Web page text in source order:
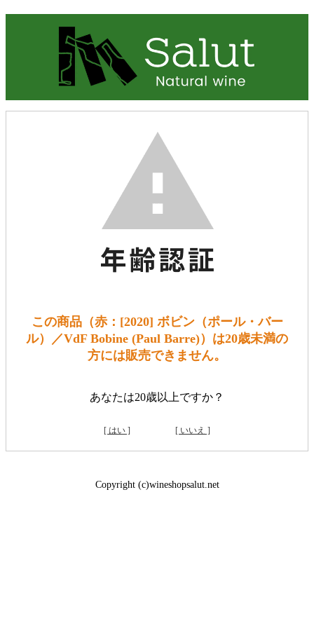
この商品（赤：[2020] ボビン（ポール・バー
ル）／VdF Bobine (Paul Barre)）は20歳未満の
方には販売できません。
あなたは20歳以上ですか？
[ はい ] [ いいえ ]
Copyright (c)wineshopsalut.net